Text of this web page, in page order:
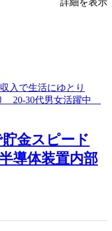
金スピード
導体装置内部